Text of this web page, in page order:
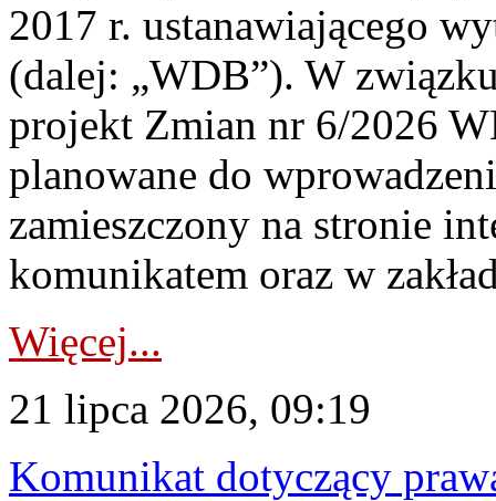
2017 r. ustanawiającego
(dalej: „WDB”). W
projekt Zmian nr 6/2026
planowane do
zamieszczony na stronie
komunikatem oraz w
Więcej...
21 lipca 2026, 09:19
Komunikat dotyczący